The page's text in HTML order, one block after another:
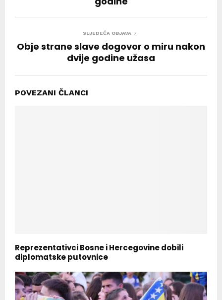
SLJEDEĆA OBJAVA
Obje strane slave dogovor o miru nakon
dvije godine užasa
POVEZANI ČLANCI
Reprezentativci Bosne i Hercegovine dobili
diplomatske putovnice